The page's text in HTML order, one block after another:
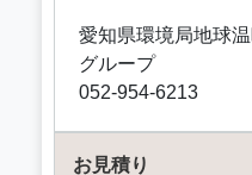
愛知県環境局地球
グループ
052-954-6213
お見積り